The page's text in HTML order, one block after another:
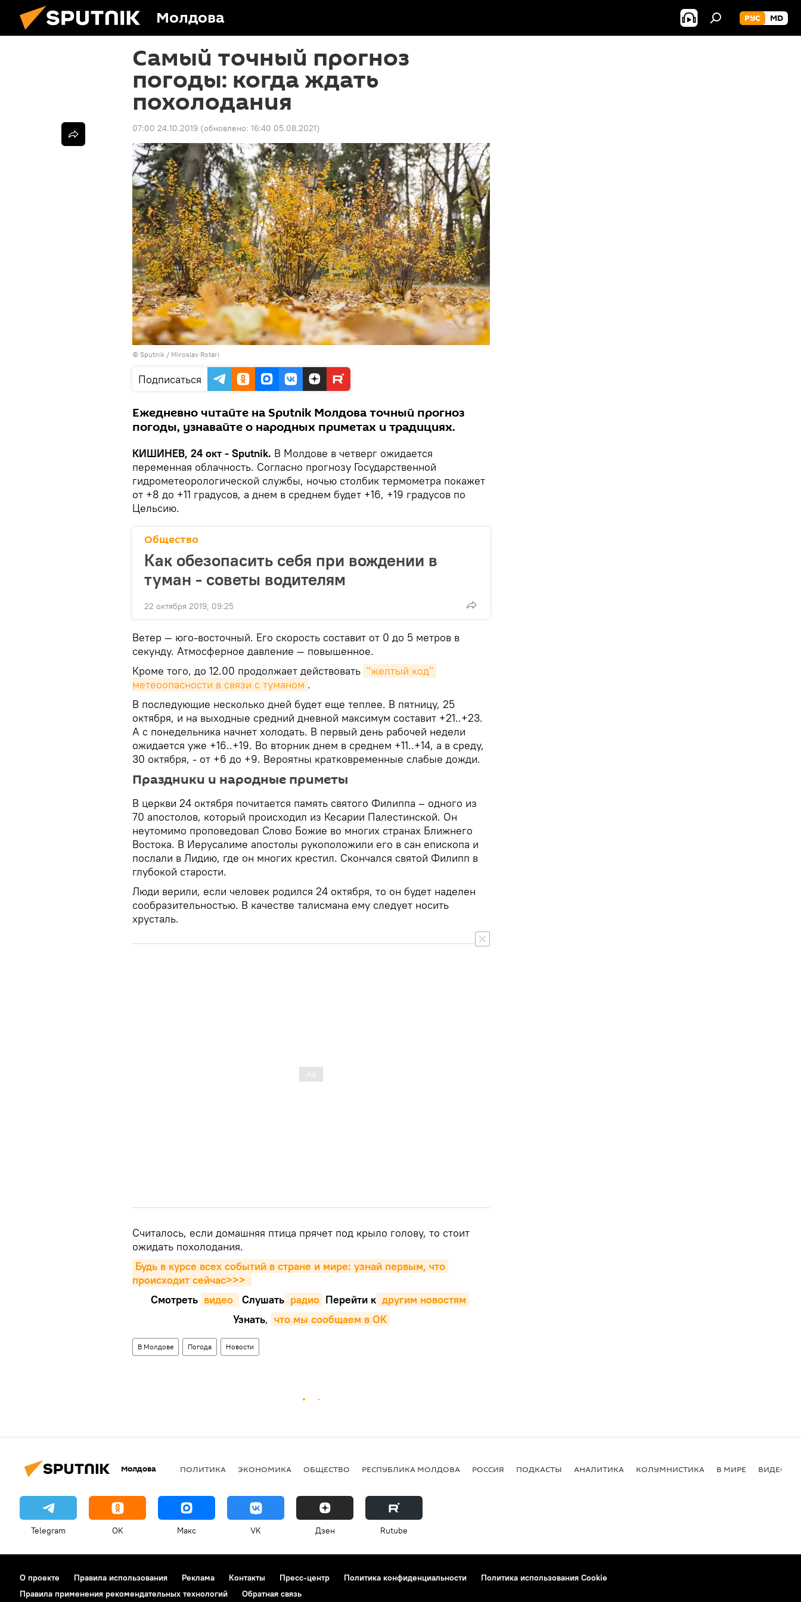
Молдова РУС MD
Самый точный прогноз
погоды: когда ждать
похолодания
07:00 24.10.2019 (обновлено: 16:40 05.08.2021)
© Sputnik / Miroslav Rotari
Подписаться
Ежедневно читайте на Sputnik Молдова точный прогноз
погоды, узнавайте о народных приметах и традициях.
КИШИНЕВ, 24 окт - Sputnik. В Молдове в четверг ожидается
переменная облачность. Согласно прогнозу Государственной
гидрометеорологической службы, ночью столбик термометра покажет
от +8 до +11 градусов, а днем в среднем будет +16, +19 градусов по
Цельсию.
Общество
Как обезопасить себя при вождении в
туман - советы водителям
22 октября 2019, 09:25
Ветер — юго-восточный. Его скорость составит от 0 до 5 метров в
секунду. Атмосферное давление — повышенное.
Кроме того, до 12.00 продолжает действовать "желтый код"
метеоопасности в связи с туманом .
В последующие несколько дней будет еще теплее. В пятницу, 25
октября, и на выходные средний дневной максимум составит +21..+23.
А с понедельника начнет холодать. В первый день рабочей недели
ожидается уже +16..+19. Во вторник днем в среднем +11..+14, а в среду,
30 октября, - от +6 до +9. Вероятны кратковременные слабые дожди.
Праздники и народные приметы
В церкви 24 октября почитается память святого Филиппа – одного из
70 апостолов, который происходил из Кесарии Палестинской. Он
неутомимо проповедовал Слово Божие во многих странах Ближнего
Востока. В Иерусалиме апостолы рукоположили его в сан епископа и
послали в Лидию, где он многих крестил. Скончался святой Филипп в
глубокой старости.
Люди верили, если человек родился 24 октября, то он будет наделен
сообразительностью. В качестве талисмана ему следует носить
хрусталь.
Считалось, если домашняя птица прячет под крыло голову, то стоит
ожидать похолодания.
Будь в курсе всех событий в стране и мире: узнай первым, что
происходит сейчаc>>>
Смотреть видео Cлушать радио Перейти к другим новостям
Узнать, что мы сообщаем в OK
В Молдове Погода Новости
Молдова ПОЛИТИКА ЭКОНОМИКА ОБЩЕСТВО РЕСПУБЛИКА МОЛДОВА РОССИЯ ПОДКАСТЫ АНАЛИТИКА КОЛУМНИСТИКА В МИРЕ ВИДЕО
Telegram OK Макс VK Дзен Rutube
О проекте Правила использования Реклама Контакты Пресс-центр Политика конфиденциальности
Политика использования Cookie
Правила применения рекомендательных технологий
Обратная связь